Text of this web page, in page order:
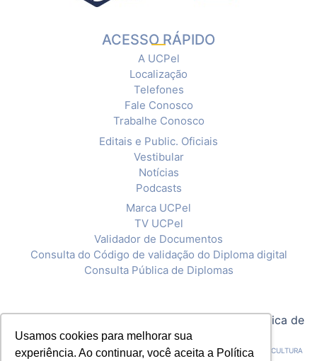
Usamos cookies para melhorar sua
experiência. Ao continuar, você aceita a Política
ACESSO RÁPIDO
A UCPel
Localização
Telefones
Fale Conosco
Trabalhe Conosco
Editais e Public. Oficiais
Vestibular
Notícias
Podcasts
Marca UCPel
TV UCPel
Validador de Documentos
Consulta do Código de validação do Diploma digital
Consulta Pública de Diplomas
Política de
Privacidade
CNPJ: 92.238.914/0001-03 - ASSOCIAÇÃO PELOTENSE DE ASSISTÊNCIA E CULTURA